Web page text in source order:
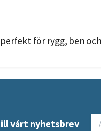
för rygg, ben
vårt nyhetsbrev